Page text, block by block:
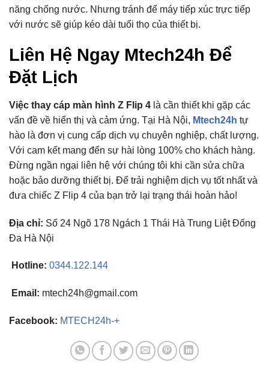
năng chống nước. Nhưng tránh để máy tiếp xúc trực tiếp
với nước sẽ giúp kéo dài tuổi thọ của thiết bị.
Liên Hệ Ngay Mtech24h Để
Đặt Lịch
Việc thay cáp màn hình Z Flip 4 là cần thiết khi gặp các
vấn đề về hiển thị và cảm ứng. Tại Hà Nội, Mtech24h tự
hào là đơn vị cung cấp dịch vụ chuyên nghiệp, chất lượng.
Với cam kết mang đến sự hài lòng 100% cho khách hàng.
Đừng ngần ngại liên hệ với chúng tôi khi cần sửa chữa
hoặc bảo dưỡng thiết bị. Để trải nghiệm dịch vụ tốt nhất và
đưa chiếc Z Flip 4 của bạn trở lại trạng thái hoàn hảo!
Địa chỉ: Số 24 Ngõ 178 Ngách 1 Thái Hà Trung Liệt Đống
Đa Hà Nội
Hotline: 0344.122.144
Email: mtech24h@gmail.com
Facebook: MTECH24h-+